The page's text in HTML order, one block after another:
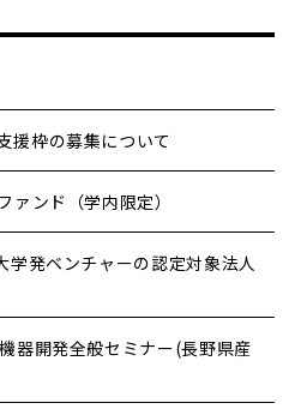
援枠の募集について
ァンド（学内限定）
学発ベンチャーの認定対象法人
器開発全般セミナー(長野県産